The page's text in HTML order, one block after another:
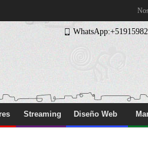
Streaming Diseño Web